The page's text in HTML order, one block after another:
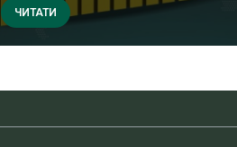
ЧИТАТИ